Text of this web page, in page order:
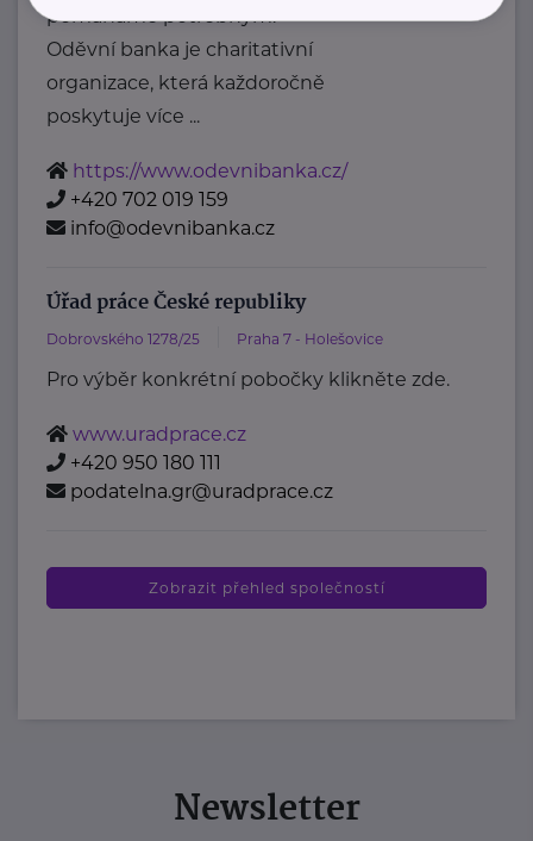
pomáháme potřebným."
Oděvní banka je charitativní
organizace, která každoročně
poskytuje více ...
https://www.odevnibanka.cz/
+420 702 019 159
info@odevnibanka.cz
Úřad práce České republiky
Dobrovského 1278/25 Praha 7 - Holešovice
Pro výběr konkrétní pobočky klikněte zde.
www.uradprace.cz
+420 950 180 111
podatelna.gr@uradprace.cz
Zobrazit přehled společností
Newsletter